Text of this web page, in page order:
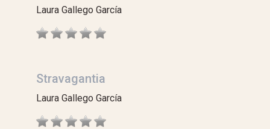
Laura Gallego García
Stravagantia
Laura Gallego García